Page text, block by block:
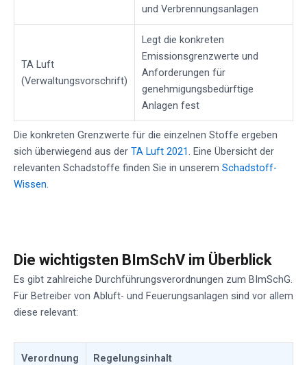
und Verbrennungsanlagen
TA Luft
(Verwaltungsvorschrift)
Legt die konkreten
Emissionsgrenzwerte und
Anforderungen für
genehmigungsbedürftige
Anlagen fest
Die konkreten Grenzwerte für die einzelnen Stoffe ergeben
sich überwiegend aus der TA Luft 2021. Eine Übersicht der
relevanten Schadstoffe finden Sie in unserem Schadstoff-
Wissen.
Die wichtigsten BImSchV im Überblick
Es gibt zahlreiche Durchführungsverordnungen zum BImSchG.
Für Betreiber von Abluft- und Feuerungsanlagen sind vor allem
diese relevant:
Verordnung Regelungsinhalt